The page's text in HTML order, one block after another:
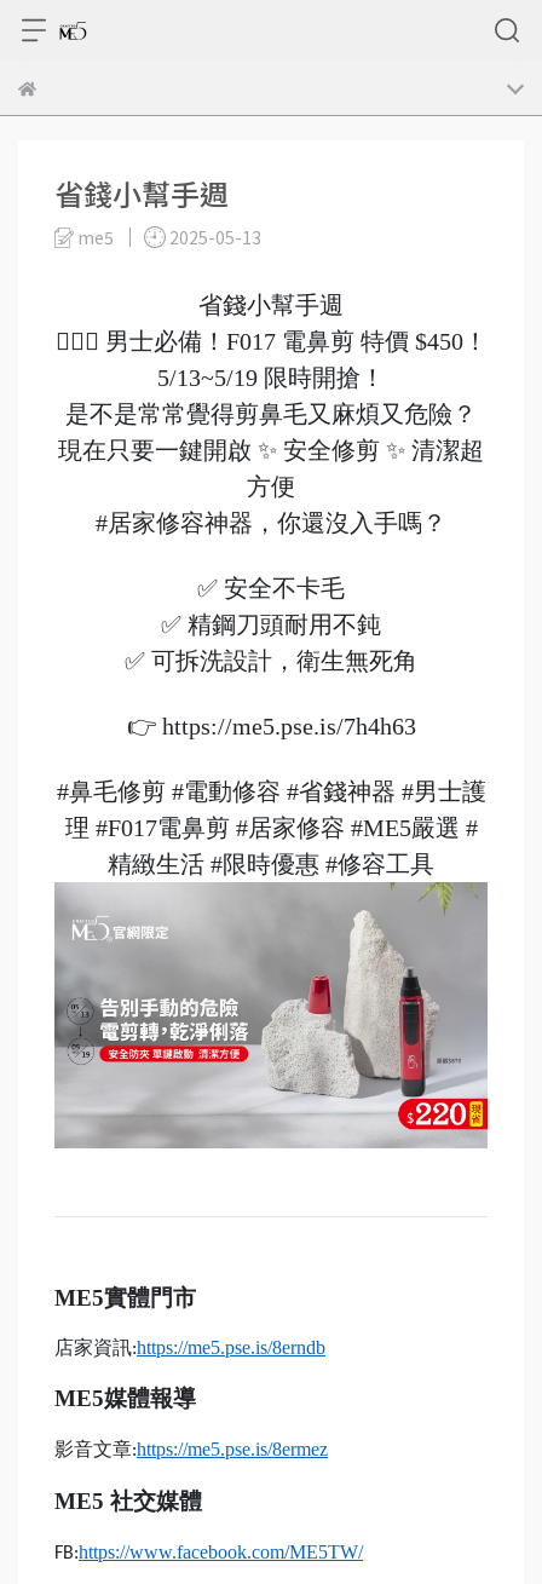
省錢小幫手週
me5 2025-05-13
省錢小幫手週
🧔🏻‍♂️ 男士必備！F017 電鼻剪 特價 $450！
5/13~5/19 限時開搶！
是不是常常覺得剪鼻毛又麻煩又危險？
現在只要一鍵開啟 ✨ 安全修剪 ✨ 清潔超
方便
#居家修容神器 ，你還沒入手嗎？
✅ 安全不卡毛
✅ 精鋼刀頭耐用不鈍
✅ 可拆洗設計，衛生無死角
👉 https://me5.pse.is/7h4h63
#鼻毛修剪 #電動修容 #省錢神器 #男士護
理 #F017電鼻剪 #居家修容 #ME5嚴選 #
精緻生活 #限時優惠 #修容工具
ME5實體門市
店家資訊:https://me5.pse.is/8erndb
ME5媒體報導
影音文章:https://me5.pse.is/8ermez
ME5 社交媒體
FB:https://www.facebook.com/ME5TW/